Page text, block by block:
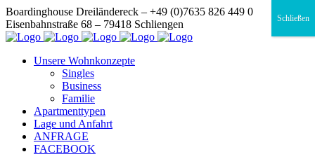
Boardinghouse Dreiländereck – +49 (0)7635 826 449 0
Eisenbahnstraße 68 – 79418 Schliengen
Unsere Wohnkonzepte
Singles
Business
Familie
Apartmenttypen
Lage und Anfahrt
ANFRAGE
FACEBOOK
Schließen